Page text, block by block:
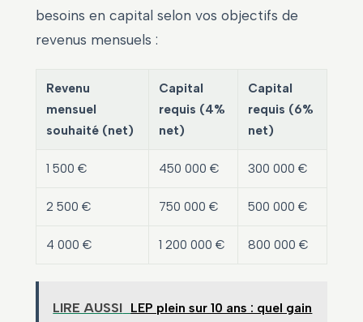
besoins en capital selon vos objectifs de
revenus mensuels :
Revenu
mensuel
souhaité (net)
Capital
requis (4%
net)
Capital
requis (6%
net)
1 500 € 450 000 € 300 000 €
2 500 € 750 000 € 500 000 €
4 000 € 1 200 000 € 800 000 €
LIRE AUSSI LEP plein sur 10 ans : quel gain